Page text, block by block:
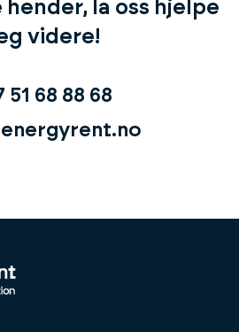
hender, la oss hjelpe
videre!
51 68 88 68